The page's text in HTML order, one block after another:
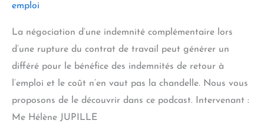
emploi
La négociation d’une indemnité complémentaire lors
d’une rupture du contrat de travail peut générer un
différé pour le bénéfice des indemnités de retour à
l’emploi et le coût n’en vaut pas la chandelle. Nous vous
proposons de le découvrir dans ce podcast. Intervenant :
Me Hélène JUPILLE